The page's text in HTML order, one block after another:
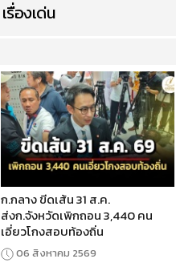
เรื่องเด่น
ก.กลาง ขีดเส้น 31 ส.ค.
ส่งก.จังหวัดเพิกถอน 3,440 คน
เอี่ยวโกงสอบท้องถิ่น
06 สิงหาคม 2569